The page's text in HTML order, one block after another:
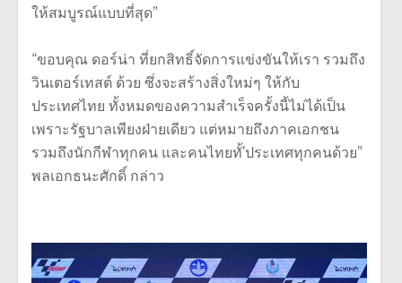
ให้สมบูรณ์แบบที่สุด”
“ขอบคุณ ดอร์น่า ที่ยกสิทธิ์จัดการแข่งขันให้เรา รวมถึง
วินเตอร์เทสต์ ด้วย ซึ่งจะสร้างสิ่งใหม่ๆ ให้กับ
ประเทศไทย ทั้งหมดของความสำเร็จครั้งนี้ไม่ได้เป็น
เพราะรัฐบาลเพียงฝ่ายเดียว แต่หมายถึงภาคเอกชน
รวมถึงนักกีฬาทุกคน และคนไทยทั้’ประเทศทุกคนด้วย”
พลเอกธนะศักดิ์ กล่าว